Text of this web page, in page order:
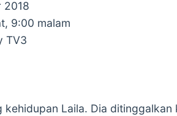
2018
9:00 malam
TV3
kehidupan Laila. Dia